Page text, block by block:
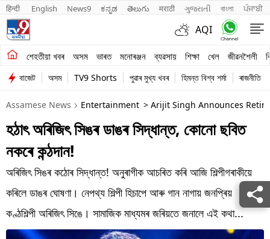
हिन्दी English News9 ಕನ್ನಡ తెలుగు मराठी ગુજરાતી বাংলা ਪੰਜਾਬੀ
AQI
শেহতীয়া খবৰ অসম ভাৰত মনোৰঞ্জন ব্যৱসায় শিক্ষা খেল জীৱনশৈলী
শেহতীয়া খবৰ
অসম
ভাৰত
মনোৰঞ্জন
ব্যৱসায়
শিক্ষা
খেল
বাজেট অসম TV9 Shorts পুৱাৰ মুখ্য খবৰ হিমন্ত বিশ্ব শৰ্মা ৰাজনীতি
Assamese News Entertainment > Arijit Singh Announces
হঠাৎ অৰিজিৎ সিঙৰ ডাঙৰ সিদ্ধান্ত, কোনো ছবিত
নকৰে কন্ঠদান!
অৰিজিৎ সিঙৰ কঠোৰ সিদ্ধান্ত! অনুৰাগীক আচৰিত কৰি আজি শিল্পীগৰাকীয়ে
কৰিলে ডাঙৰ ঘোষণা। নেপথ্য শিল্পী হিচাপে আৰু গান নাগায় জনপ্ৰিয়
কণ্ঠশিল্পী অৰিজিৎ সিঙে। সামাজিক মাধ্যমৰ জৰিয়তে জনালে এই কথা...